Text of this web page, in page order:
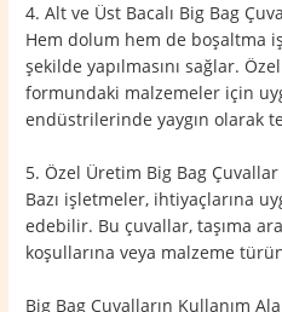
4. Alt ve Üst Bacalı Big Bag
Hem dolum hem de boşaltma
şekilde yapılmasını sağlar.
formundaki malzemeler için
endüstrilerinde yaygın olarak
5. Özel Üretim Big Bag Çuvallar
Bazı işletmeler, ihtiyaçlarına
edebilir. Bu çuvallar, taşıma
koşullarına veya malzeme
Big Bag Çuvalların Kullanım